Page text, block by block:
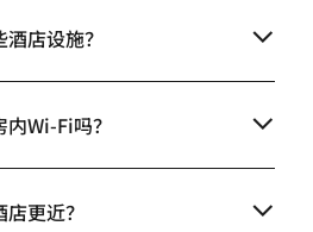
店设施？
Wi-Fi吗？
更近？